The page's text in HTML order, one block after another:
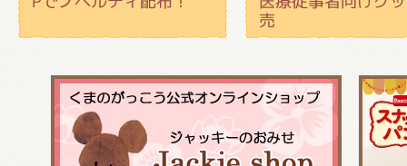
売